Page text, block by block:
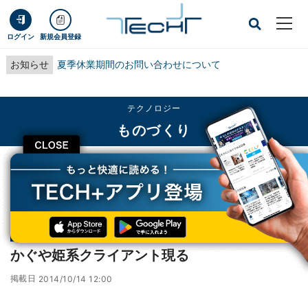
ログイン 新規会員登録
お知らせ 夏季休業期間のお問い合わせについて
CLOSE
テクノロジー
ものづくり
TECH+ テクノロジー ものづくり かぐや姫系クライアント現る
連載
デザイナー哀の劇場 R(リターンズ)
かぐや姫系クライアント現る
掲載日 2014/10/14 12:00